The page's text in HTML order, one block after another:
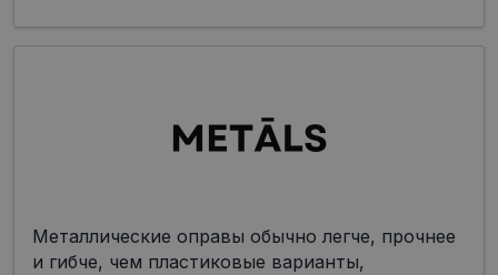
Металлические оправы обычно легче, прочнее
и гибче, чем пластиковые варианты,